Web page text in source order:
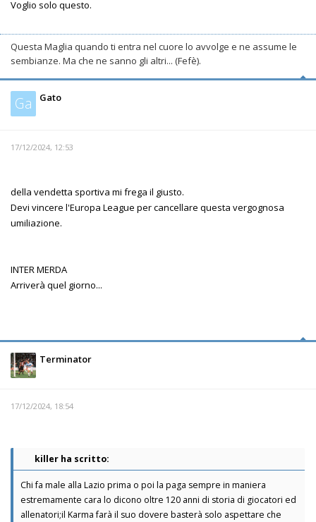
Voglio solo questo.
Questa Maglia quando ti entra nel cuore lo avvolge e ne assume le
sembianze. Ma che ne sanno gli altri... (Fefè).
Ga Gato
17/12/2024, 12:53
della vendetta sportiva mi frega il giusto.
Devi vincere l'Europa League per cancellare questa vergognosa
umiliazione.
INTER MERDA
Arriverà quel giorno...
Terminator
17/12/2024, 18:54
killer ha scritto:
Chi fa male alla Lazio prima o poi la paga sempre in maniera
estremamente cara lo dicono oltre 120 anni di storia di giocatori ed
allenatori;il Karma farà il suo dovere basterà solo aspettare che